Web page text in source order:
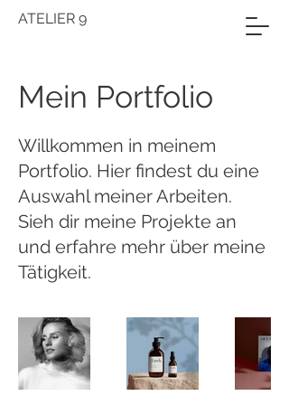
ATELIER 9
Mein Portfolio
Willkommen in meinem
Portfolio. Hier findest du eine
Auswahl meiner Arbeiten.
Sieh dir meine Projekte an
und erfahre mehr über meine
Tätigkeit.